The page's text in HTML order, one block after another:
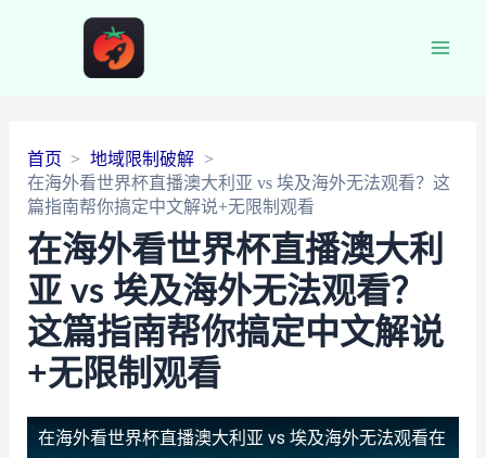
首页
地域限制破解
在海外看世界杯直播澳大利亚 vs 埃及海外无法观看？这
篇指南帮你搞定中文解说+无限制观看
在海外看世界杯直播澳大利
亚 vs 埃及海外无法观看？
这篇指南帮你搞定中文解说
+无限制观看
在海外看世界杯直播澳大利亚 vs 埃及海外无法观看在